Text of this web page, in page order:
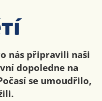
nás připravili naši
dopoledne na
se umoudřilo,